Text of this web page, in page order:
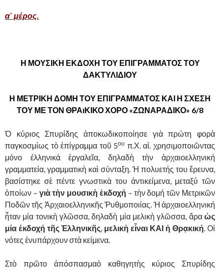
α΄ μέρος.
Η ΜΟΥΣΙΚΗ ΕΚΔΟΧΗ ΤΟΥ ΕΠΙΓΡΑΜΜΑΤΟΣ ΤΟΥ
ΔΑΚΤΥΛΙΔΙΟΥ
Η ΜΕΤΡΙΚΗ ΔΟΜΗ ΤΟΥ ΕΠΙΓΡΑΜΜΑΤΟΣ ΚΑΙ Η ΣΧΕΣΗ
ΤΟΥ ΜΕ ΤΟΝ ΘΡΑιΚΙΚΟ ΧΟΡΟ «ΖΩΝΑΡΑΔΙΚΟ» 6/8
Ὁ κύριος Σπυρίδης ἀποκωδικοποίησε γιὰ πρώτη φορὰ
παγκοσμίως τὸ ἐπίγραμμα τοῦ 5ου π.Χ. αἰ. χρησιμοποιῶντας
μόνο ἑλληνικά ἐργαλεῖα, δηλαδὴ τὴν ἀρχαιοελληνική
γραμματεία, γραμματικὴ καὶ σύνταξη. Ἡ πολυετής του ἔρευνα,
βασίστηκε σὲ πέντε γνωστικὰ του ἀντικείμενα, μεταξύ τῶν
ὁποίων – γιὰ τὴν μουσικὴ ἐκδοχή – τὴν δομή τῶν Μετρικῶν
Ποδῶν τῆς Ἀρχαιοελληνικῆς Ῥυθμοποιίας. Ἡ ἀρχαιοελληνική
ἦταν μία τονικὴ γλῶσσα, δηλαδὴ μία μελικὴ γλῶσσα, ἄρα ὡς
μία ἐκδοχή τῆς Ἑλληνικῆς, μελικὴ εἶναι ΚΑΙ ἡ Θρᾳκική. Οἱ
νότες ἐνυπάρχουν στὰ κείμενα.
Στὸ πρῶτο ἀπόσπασμαὁ καθηγητὴς κύριος Σπυρίδης